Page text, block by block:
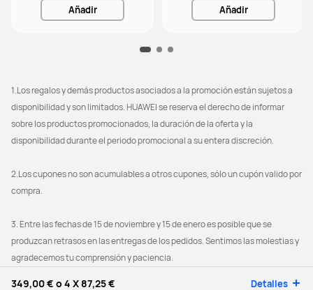
Añadir Añadir
1.Los regalos y demás productos asociados a la promoción están sujetos a
disponibilidad y son limitados. HUAWEI se reserva el derecho de informar
sobre los productos promocionados, la duración de la oferta y la
disponibilidad durante el periodo promocional a su entera discreción.
2.Los cupones no son acumulables a otros cupones, sólo un cupón valido por
compra.
3. Entre las fechas de 15 de noviembre y 15 de enero es posible que se
produzcan retrasos en las entregas de los pedidos. Sentimos las molestias y
agradecemos tu comprensión y paciencia.
349,00 € o 4 X87,25 € Detalles